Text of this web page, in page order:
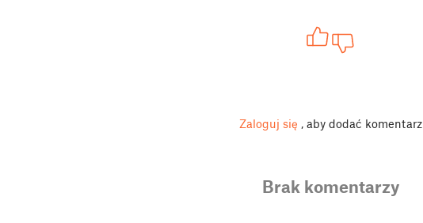
Zaloguj się , aby dodać komentarz
Brak komentarzy